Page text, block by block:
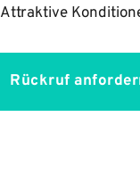
Attraktive
Rückruf